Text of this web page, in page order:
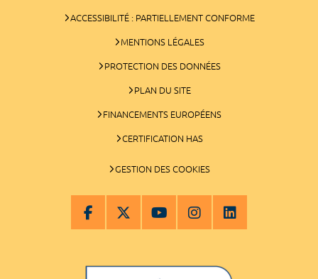
ACCESSIBILITÉ : PARTIELLEMENT CONFORME
MENTIONS LÉGALES
PROTECTION DES DONNÉES
PLAN DU SITE
FINANCEMENTS EUROPÉENS
CERTIFICATION HAS
GESTION DES COOKIES